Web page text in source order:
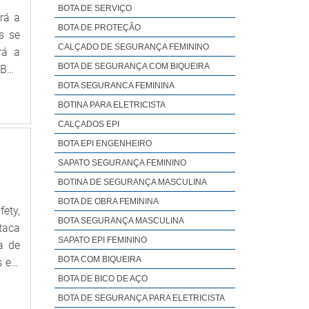
de
a
se
a
de
e
no
de
epi
BOTA DE SERVIÇO
BOTA DE PROTEÇÃO
CALÇADO DE SEGURANÇA FEMININO
BOTA DE SEGURANÇA COM BIQUEIRA
BOTA SEGURANCA FEMININA
BOTINA PARA ELETRICISTA
CALÇADOS EPI
BOTA EPI ENGENHEIRO
SAPATO SEGURANÇA FEMININO
BOTINA DE SEGURANÇA MASCULINA
BOTA DE OBRA FEMININA
BOTA SEGURANÇA MASCULINA
SAPATO EPI FEMININO
BOTA COM BIQUEIRA
BOTA DE BICO DE AÇO
BOTA DE SEGURANÇA PARA ELETRICISTA